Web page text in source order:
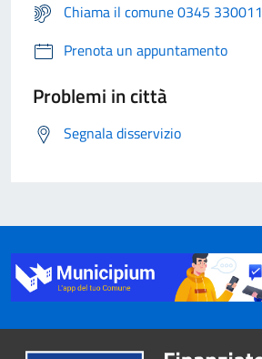
Chiama il comune 0345 330011
Prenota un appuntamento
Problemi in città
Segnala disservizio